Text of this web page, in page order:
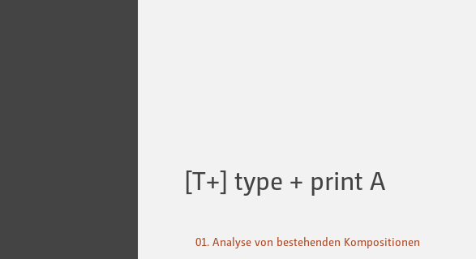
[T+] type + print A
01. Analyse von bestehenden Kompositionen